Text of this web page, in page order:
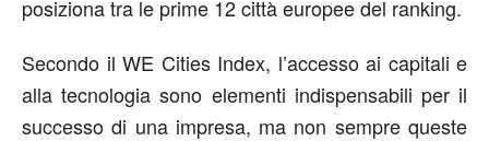
posiziona tra le prime 12 città europee del ranking.
Secondo il WE Cities Index, l’accesso ai capitali e
alla tecnologia sono elementi indispensabili per il
successo di una impresa, ma non sempre queste